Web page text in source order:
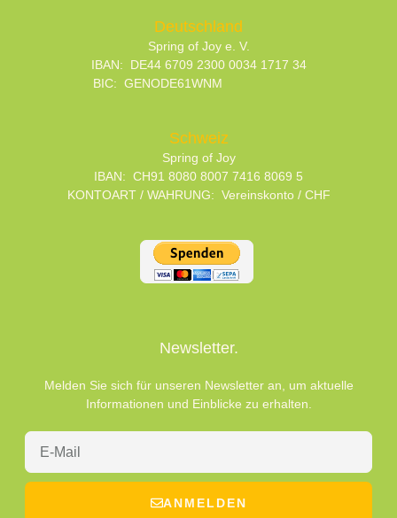
Deutschland
Spring of Joy e. V.
IBAN: DE44 6709 2300 0034 1717 34
BIC: GENODE61WNM
Schweiz
Spring of Joy
IBAN: CH91 8080 8007 7416 8069 5
KONTOART / WAHRUNG: Vereinskonto / CHF
Newsletter.
Melden Sie sich für unseren Newsletter an, um aktuelle
Informationen und Einblicke zu erhalten.
ANMELDEN